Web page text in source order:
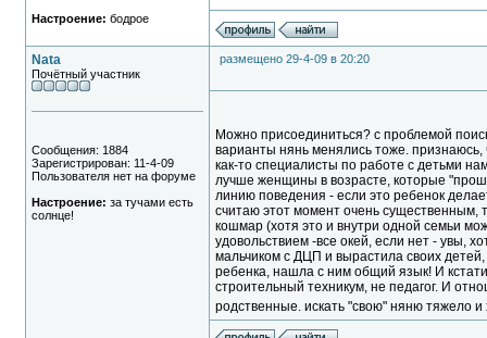
Настроение: бодрое
Nata
Почётный участник
Сообщения: 1884
Зарегистрирован: 11-4-09
Пользователя нет на форуме
Настроение: за тучами есть
солнце!
размещено 29-4-09 в 20:20
Можно присоединиться? с проблемой
варианты нянь менялись тоже.
как-то специалисты по работе с детьми
лучше женщины в возрасте, которые
линию поведения - если это ребенок
считаю этот момент очень существенным,
кошмар (хотя это и внутри одной семьи
удовольствием -все окей, если нет - увы,
мальчиком с ДЦП и вырастила своих
ребенка, нашла с ним общий язык! И
строительный техникум, не педагог. И
родственные. искать "свою" няню тяжело и